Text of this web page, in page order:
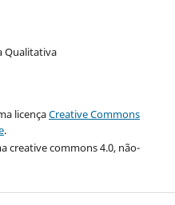
Qualitativa
licençaCreative Commons
.
creative commons 4.0, não-